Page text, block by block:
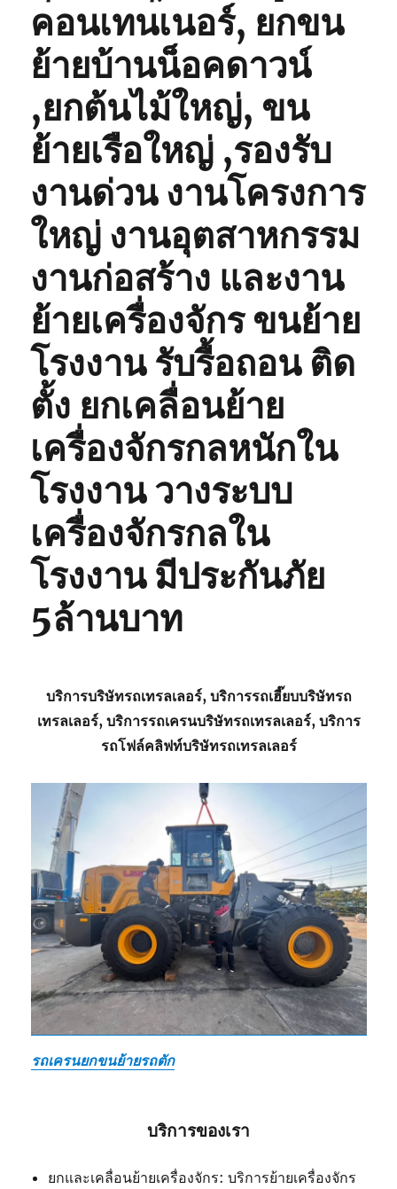
คอนเทนเนอร์, ยกขน
ย้ายบ้านน็อคดาวน์
,ยกต้นไม้ใหญ่, ขน
ย้ายเรือใหญ่ ,รองรับ
งานด่วน งานโครงการ
ใหญ่ งานอุตสาหกรรม
งานก่อสร้าง และงาน
ย้ายเครื่องจักร ขนย้าย
โรงงาน รับรื้อถอน ติด
ตั้ง ยกเคลื่อนย้าย
เครื่องจักรกลหนักใน
โรงงาน วางระบบ
เครื่องจักรกลใน
โรงงาน มีประกันภัย
5ล้านบาท
บริการบริษัทรถเทรลเลอร์, บริการรถเฮี๊ยบบริษัทรถ
เทรลเลอร์, บริการรถเครนบริษัทรถเทรลเลอร์, บริการ
รถโฟล์คลิฟท์บริษัทรถเทรลเลอร์
รถเครนยกขนย้ายรถตัก
บริการของเรา
ยกและเคลื่อนย้ายเครื่องจักร: บริการย้ายเครื่องจักร